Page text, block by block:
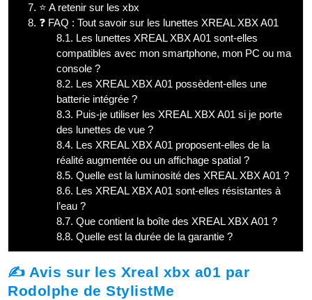
7. ⭐ A retenir sur les xbx
8. ❓ FAQ : Tout savoir sur les lunettes XREAL XBX A01
8.1. Les lunettes XREAL XBX A01 sont-elles
compatibles avec mon smartphone, mon PC ou ma
console ?
8.2. Les XREAL XBX A01 possèdent-elles une
batterie intégrée ?
8.3. Puis-je utiliser les XREAL XBX A01 si je porte
des lunettes de vue ?
8.4. Les XREAL XBX A01 proposent-elles de la
réalité augmentée ou un affichage spatial ?
8.5. Quelle est la luminosité des XREAL XBX A01 ?
8.6. Les XREAL XBX A01 sont-elles résistantes à
l’eau ?
8.7. Que contient la boîte des XREAL XBX A01 ?
8.8. Quelle est la durée de la garantie ?
✍️ Avis sur les Xreal xbx a01 par
Rodolphe de StylistMe